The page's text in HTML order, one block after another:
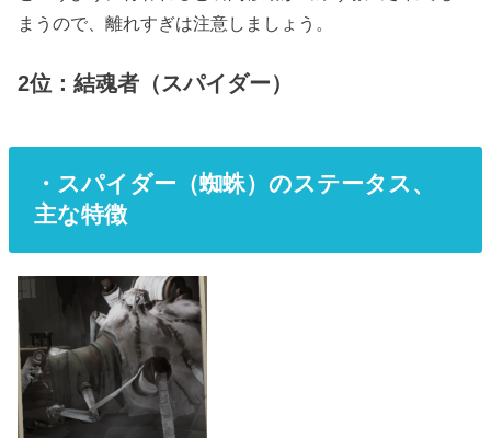
まうので、離れすぎは注意しましょう。
2位：結魂者（スパイダー）
・スパイダー（蜘蛛）のステータス、
主な特徴